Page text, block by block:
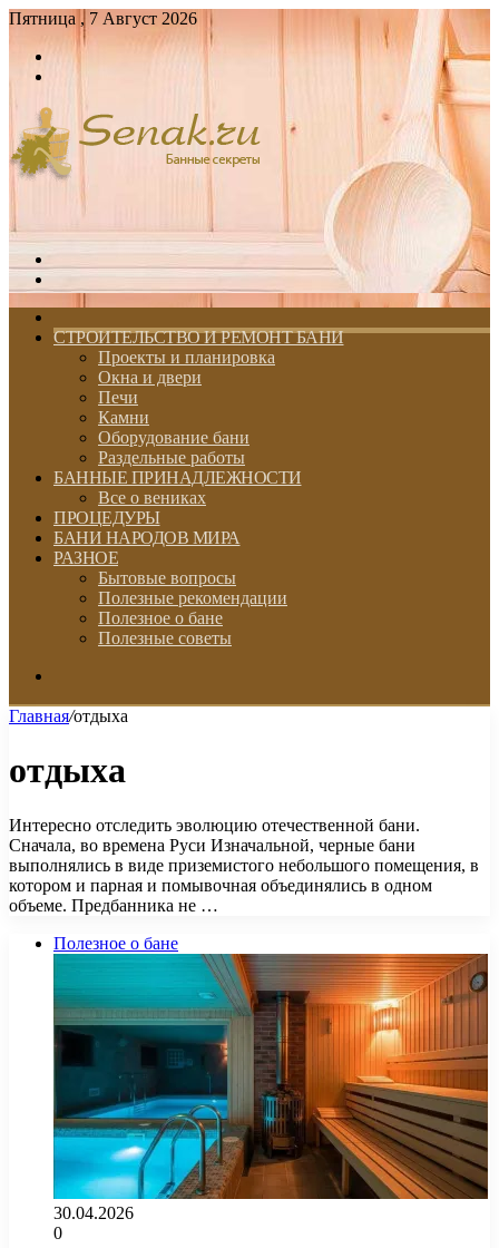
Пятница , 7 Август 2026
Войти
skin
СТРОИТЕЛЬСТВО И РЕМОНТ БАНИ
Проекты и планировка
Окна и двери
Печи
Камни
Оборудование бани
Раздельные работы
БАННЫЕ ПРИНАДЛЕЖНОСТИ
Все о вениках
ПРОЦЕДУРЫ
БАНИ НАРОДОВ МИРА
РАЗНОЕ
Бытовые вопросы
Полезные рекомендации
Полезное о бане
Полезные советы
Главная/отдыха
отдыха
Интересно отследить эволюцию отечественной бани.
Сначала, во времена Руси Изначальной, черные бани
выполнялись в виде приземистого небольшого помещения, в
котором и парная и помывочная объединялись в одном
объеме. Предбанника не …
Полезное о бане
30.04.2026
0